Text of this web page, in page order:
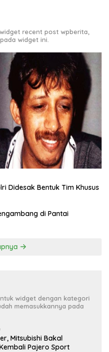
recent post wpberita,
widget ini.
Didesak Bentuk Tim Khusus
di Pantai
widget dengan kategori
memasukkannya pada
Mitsubishi Bakal
Pajero Sport